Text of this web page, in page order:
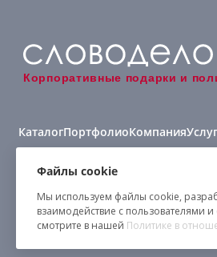
Корпоративные подарки и
КаталогПортфолиоКомпания
Виды нанесения
Файлы cookie
Мы используем файлы cookie,
взаимодействие с пользователями
смотрите в нашей Политике в